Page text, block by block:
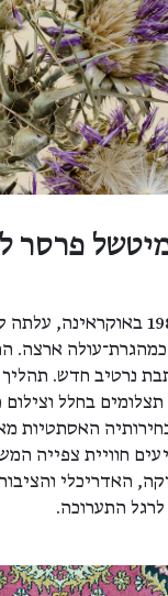
פרסר
כמהגרת־עולה ארצה.
נרטיב חדש.
בחלל
האסתטיות
חוויית צפייה
האדריכלי
התערוכה.